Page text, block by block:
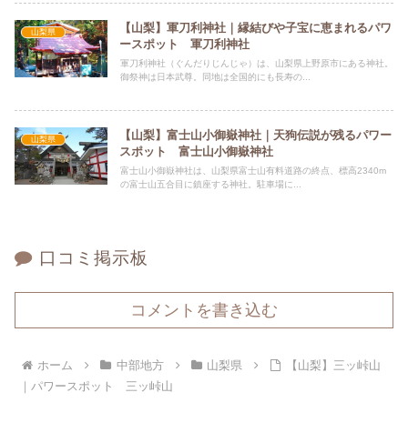
山梨県
【山梨】軍刀利神社｜縁結びや子宝に恵まれるパワ
ースポット 軍刀利神社
軍刀利神社（ぐんだりじんじゃ）は、山梨県上野原市にある神社。
御祭神は日本武尊。同地は全国的にも長寿の...
山梨県
【山梨】富士山小御嶽神社｜天狗伝説が残るパワー
スポット 富士山小御嶽神社
富士山小御嶽神社は、山梨県富士山有料道路の終点、標高2340m
の富士山五合目に鎮座する神社。駐車場に...
口コミ掲示板
コメントを書き込む
ホーム 中部地方 山梨県
【山梨】三ッ峠山
｜パワースポット 三ッ峠山